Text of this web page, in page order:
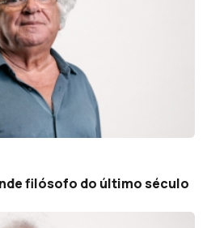
filósofo do último século